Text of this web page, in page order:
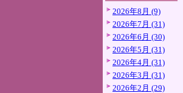
2026年8月 (9)
2026年7月 (31)
2026年6月 (30)
2026年5月 (31)
2026年4月 (31)
2026年3月 (31)
2026年2月 (29)